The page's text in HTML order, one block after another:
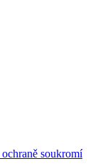
soukromí